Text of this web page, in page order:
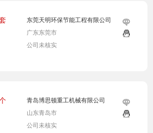
东莞天明环保节能工程有限公司
广东东莞市
公司未核实
青岛博思顿重工机械有限公司
山东青岛市
公司未核实